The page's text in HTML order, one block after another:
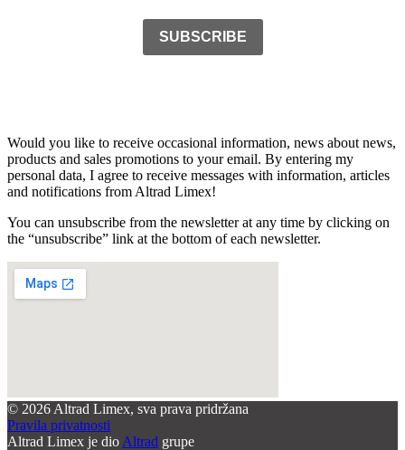
SUBSCRIBE
Would you like to receive occasional information, news about news,
products and sales promotions to your email. By entering my
personal data, I agree to receive messages with information, articles
and notifications from Altrad Limex!
You can unsubscribe from the newsletter at any time by clicking on
the “unsubscribe” link at the bottom of each newsletter.
© 2026 Altrad Limex, sva prava pridržana
Pravila privatnosti
Altrad Limex je dio Altrad grupe